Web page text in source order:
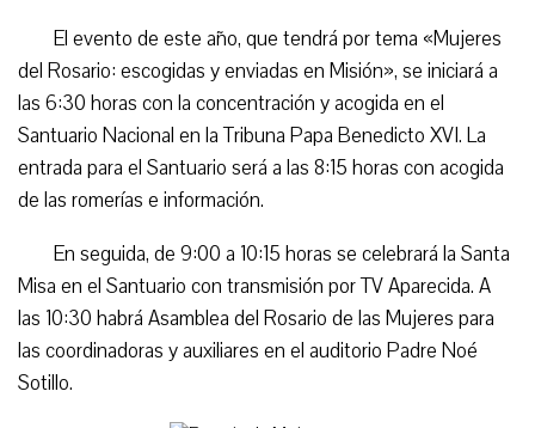
El evento de este año, que tendrá por tema «Mujeres
del Rosario: escogidas y enviadas en Misión», se iniciará a
las 6:30 horas con la concentración y acogida en el
Santuario Nacional en la Tribuna Papa Benedicto XVI. La
entrada para el Santuario será a las 8:15 horas con acogida
de las romerías e información.
En seguida, de 9:00 a 10:15 horas se celebrará la Santa
Misa en el Santuario con transmisión por TV Aparecida. A
las 10:30 habrá Asamblea del Rosario de las Mujeres para
las coordinadoras y auxiliares en el auditorio Padre Noé
Sotillo.